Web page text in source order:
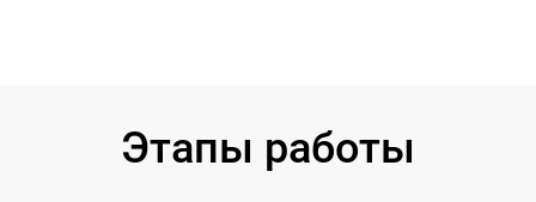
Этапы работы